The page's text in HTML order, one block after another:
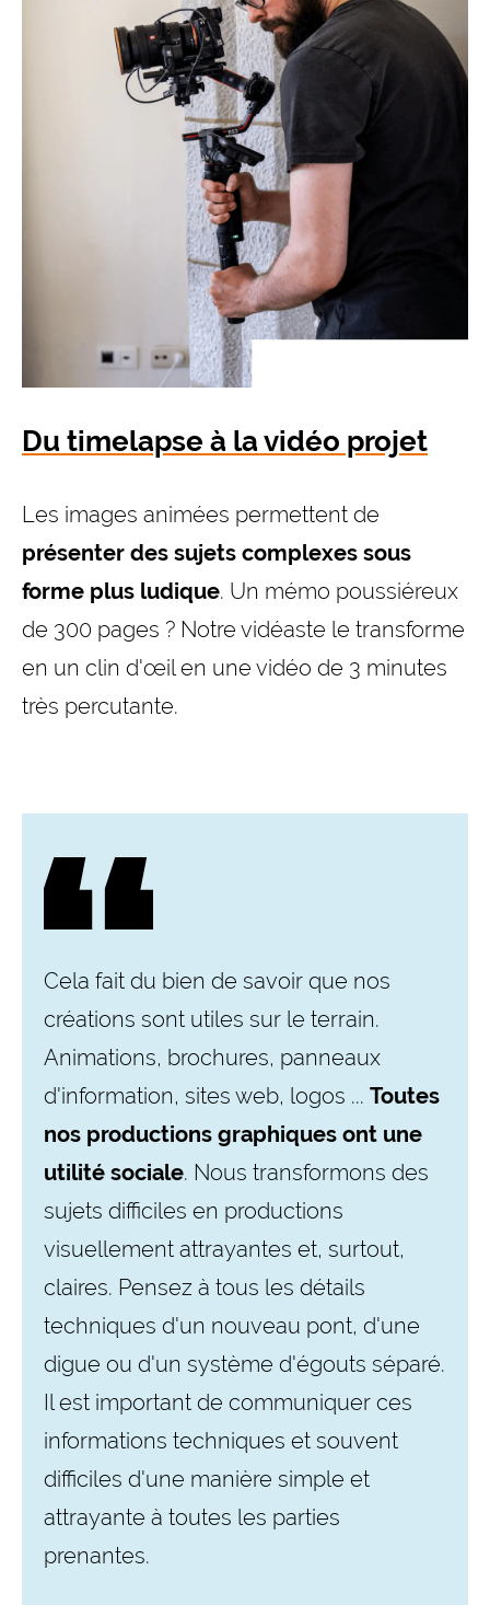
Du timelapse à la vidéo projet
Les images animées permettent de
présenter des sujets complexes sous
forme plus ludique. Un mémo poussiéreux
de 300 pages ? Notre vidéaste le transforme
en un clin d'œil en une vidéo de 3 minutes
très percutante.
Cela fait du bien de savoir que nos
créations sont utiles sur le terrain.
Animations, brochures, panneaux
d'information, sites web, logos ... Toutes
nos productions graphiques ont une
utilité sociale. Nous transformons des
sujets difficiles en productions
visuellement attrayantes et, surtout,
claires. Pensez à tous les détails
techniques d'un nouveau pont, d'une
digue ou d'un système d'égouts séparé.
Il est important de communiquer ces
informations techniques et souvent
difficiles d'une manière simple et
attrayante à toutes les parties
prenantes.